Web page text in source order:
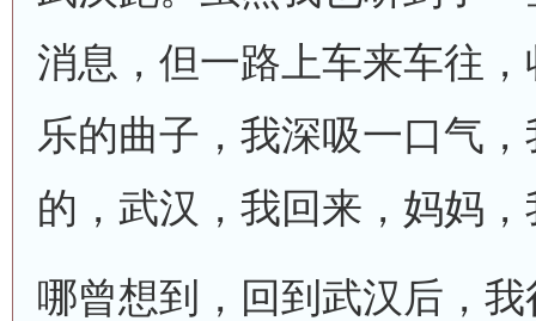
消息，但一路上车来车往
乐的曲子，我深吸一口气
的，武汉，我回来，妈妈
哪曾想到，回到武汉后，